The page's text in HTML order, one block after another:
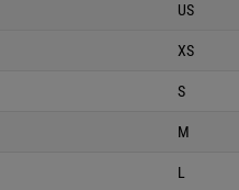
US
XS
S
M
L